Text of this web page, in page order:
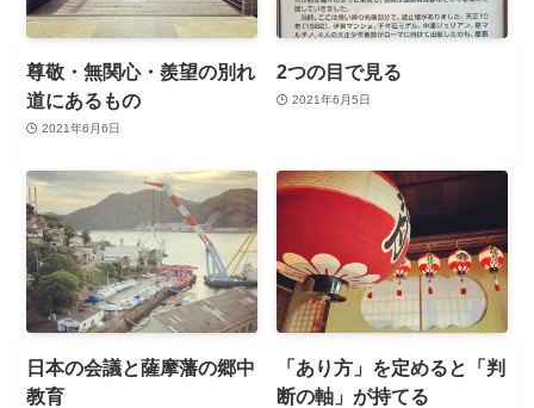
尊敬・無関心・羨望の別れ
道にあるもの
2021年6月6日
2つの目で見る
2021年6月5日
日本の会議と薩摩藩の郷中
教育
「あり方」を定めると「判
断の軸」が持てる